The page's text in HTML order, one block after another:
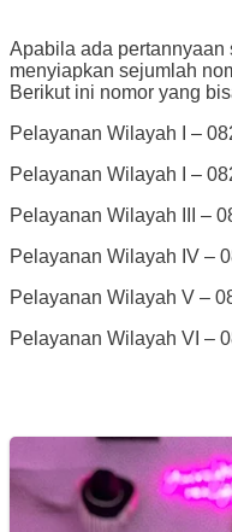
Apabila ada pertannyaan
menyiapkan sejumlah
Berikut ini nomor yang
Pelayanan Wilayah I –
Pelayanan Wilayah I –
Pelayanan Wilayah III –
Pelayanan Wilayah IV –
Pelayanan Wilayah V –
Pelayanan Wilayah VI –